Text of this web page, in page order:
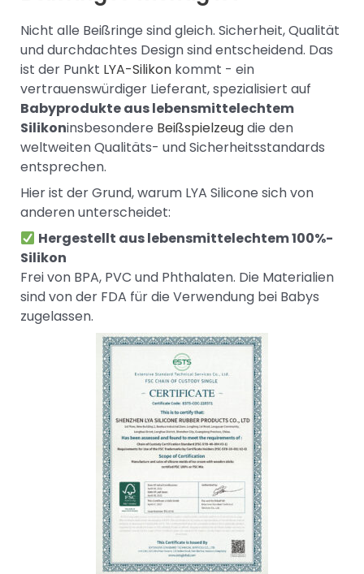
Nicht alle Beißringe sind gleich. Sicherheit, Qualität
und durchdachtes Design sind entscheidend. Das
ist der Punkt LYA-Silikon kommt - ein
vertrauenswürdiger Lieferant, spezialisiert auf
Babyprodukte aus lebensmittelechtem
Silikoninsbesondere Beißspielzeugdie den
weltweiten Qualitäts- und Sicherheitsstandards
entsprechen.
Hier ist der Grund, warum LYA Silicone sich von
anderen unterscheidet:
Hergestellt aus lebensmittelechtem 100%-
Silikon
Frei von BPA, PVC und Phthalaten. Die Materialien
sind von der FDA für die Verwendung bei Babys
zugelassen.